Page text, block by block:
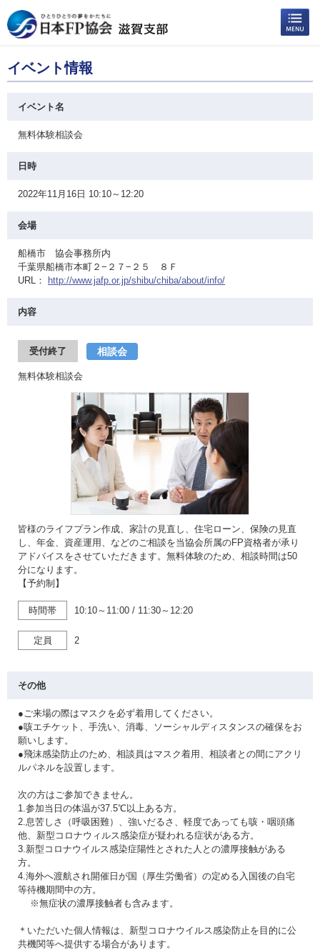
イベント情報
イベント名
無料体験相談会
日時
2022年11月16日 10:10～12:20
会場
船橋市 協会事務所内
千葉県船橋市本町２−２７−２５ ８Ｆ
URL：
http://www.jafp.or.jp/shibu/chiba/about/info/
内容
受付終了 相談会
無料体験相談会
皆様のライフプラン作成、家計の見直し、住宅ローン、保険の見直
し、年金、資産運用、などのご相談を当協会所属のFP資格者が承り
アドバイスをさせていただきます。無料体験のため、相談時間は50
分になります。
【予約制】
時間帯 10:10～11:00 / 11:30～12:20
定員 2
その他
●ご来場の際はマスクを必ず着用してください。
●咳エチケット、手洗い、消毒、ソーシャルディスタンスの確保をお
願いします。
●飛沫感染防止のため、相談員はマスク着用、相談者との間にアクリ
ルパネルを設置します。
次の方はご参加できません。
1.参加当日の体温が37.5℃以上ある方。
2.息苦しさ（呼吸困難）、強いだるさ、軽度であっても咳・咽頭痛
他、新型コロナウィルス感染症が疑われる症状がある方。
3.新型コロナウイルス感染症陽性とされた人との濃厚接触がある
方。
4.海外へ渡航され開催日が国（厚生労働省）の定める入国後の自宅
等待機期間中の方。
※無症状の濃厚接触者も含みます。
＊いただいた個人情報は、新型コロナウイルス感染防止を目的に公
共機関等へ提供する場合があります。